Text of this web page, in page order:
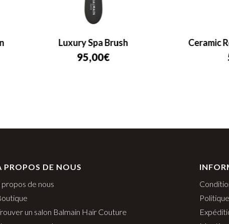
Luxury Spa Brush
95,00€
Ceramic
PROPOS DE NOUS
propos de nous
un salon Balmain Hair Couture